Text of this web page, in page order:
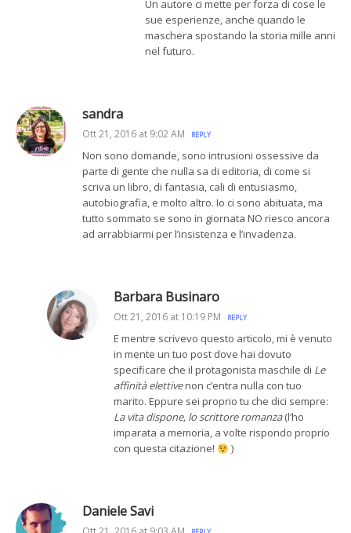
Un autore ci mette per forza di cose le
sue esperienze, anche quando le
maschera spostando la storia mille anni
nel futuro.
sandra
Ott 21, 2016 at 9:02 AM REPLY
Non sono domande, sono intrusioni ossessive da
parte di gente che nulla sa di editoria, di come si
scriva un libro, di fantasia, cali di entusiasmo,
autobiografia, e molto altro. Io ci sono abituata, ma
tutto sommato se sono in giornata NO riesco ancora
ad arrabbiarmi per l’insistenza e l’invadenza.
Barbara Businaro
Ott 21, 2016 at 10:19 PM REPLY
E mentre scrivevo questo articolo, mi è venuto
in mente un tuo post dove hai dovuto
specificare che il protagonista maschile di Le
affinità elettivenon c’entra nulla con tuo
marito. Eppure sei proprio tu che dici sempre:
La vita dispone, lo scrittore romanza(l’ho
imparata a memoria, a volte rispondo proprio
con questa citazione!
)
Daniele Savi